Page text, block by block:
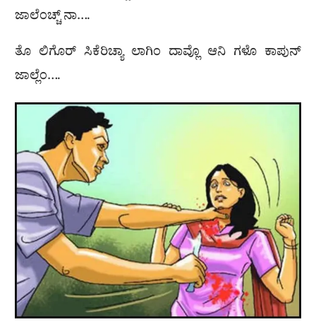
ಜಾಲೆಂಚ್ಚ್ ನಾ….
ತೊ ಲಿಗೊರ್ ಸಿಕೆರಿಚ್ಯಾ ಲಾಗಿಂ ದಾವ್ಲೊ ಆನಿ ಗಳೊ ಕಾಪುನ್
ಜಾಲ್ಲೆಂ….